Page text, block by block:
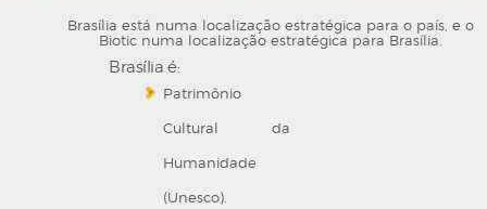
Brasília está numa localização estratégica para o país, e o
Biotic numa localização estratégica para Brasília.
Brasília é:
Patrimônio
Cultural da
Humanidade
(Unesco).